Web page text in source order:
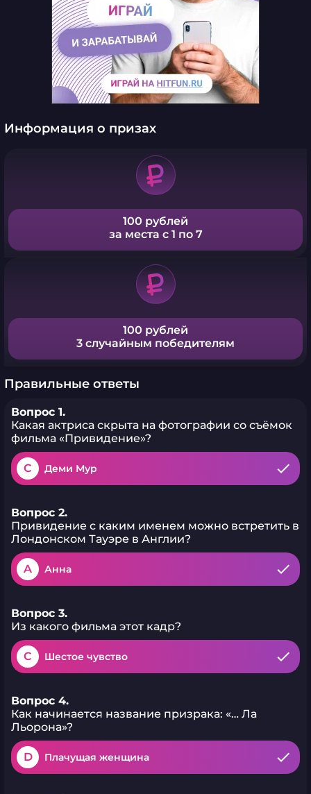
Информация о призах
100 рублей
за места с 1 по 7
100 рублей
3 случайным победителям
Правильные ответы
Вопрос 1.
Какая актриса скрыта на фотографии со съёмок
фильма «Привидение»?
C Деми Мур
Вопрос 2.
Привидение с каким именем можно встретить в
Лондонском Тауэре в Англии?
A Анна
Вопрос 3.
Из какого фильма этот кадр?
C Шестое чувство
Вопрос 4.
Как начинается название призрака: «… Ла
Льорона»?
D Плачущая женщина